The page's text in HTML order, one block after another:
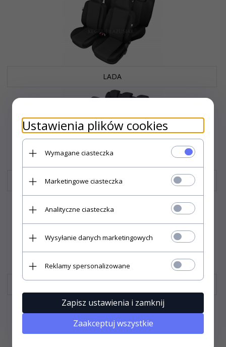
LADA
Lancia
Ustawienia plików cookies
Wymagane ciasteczka
Marketingowe ciasteczka
Analityczne ciasteczka
Wysyłanie danych marketingowych
Reklamy spersonalizowane
Zapisz ustawienia i zamknij
Zaakceptuj wszystkie